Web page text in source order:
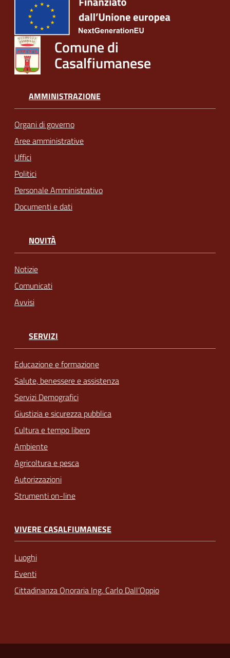
Comune di
Casalfiumanese
AMMINISTRAZIONE
Organi di governo
Aree amministrative
Uffici
Politici
Personale Amministrativo
Documenti e dati
NOVITÀ
Notizie
Comunicati
Avvisi
SERVIZI
Educazione e formazione
Salute, benessere e assistenza
Servizi Demografici
Giustizia e sicurezza pubblica
Cultura e tempo libero
Ambiente
Agricoltura e pesca
Autorizzazioni
Strumenti on-line
VIVERE CASALFIUMANESE
Luoghi
Eventi
Cittadinanza Onoraria Ing. Carlo Dall’Oppio